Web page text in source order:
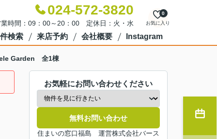
024-572-3820
時間：09：00～20：00 定休日：火・水 お気に入り
0
検索 来店予約 会社概要 Instagram
Garden 全1棟
お気軽にお問い合わせください
無料お問い合わせ
住まいの窓口福島 運営株式会社バース